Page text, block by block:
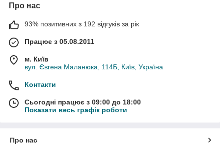
Про нас
93% позитивних з 192 відгуків за рік
Працює з 05.08.2011
м. Київ
вул. Євгена Маланюка, 114Б, Київ, Україна
Контакти
Сьогодні працює з 09:00 до 18:00
Показати весь графік роботи
Про нас